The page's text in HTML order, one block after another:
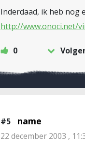
Inderdaad, ik heb nog
http://www.onoci.net/
0
#5 name
22 december 2003 ,